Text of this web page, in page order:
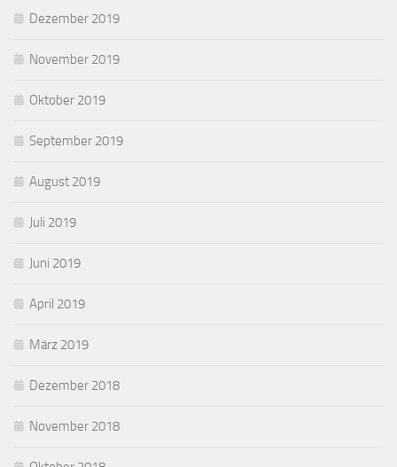
Dezember 2019
November 2019
Oktober 2019
September 2019
August 2019
Juli 2019
Juni 2019
April 2019
März 2019
Dezember 2018
November 2018